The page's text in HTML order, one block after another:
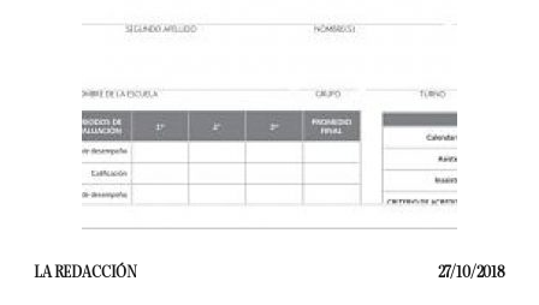
LA REDACCIÓN 27/10/2018